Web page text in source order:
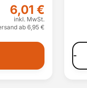
6,01 €
inkl. MwSt.
ab 6,95 €
-